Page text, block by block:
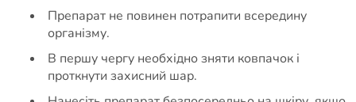
Препарат не повинен потрапити всередину
організму.
В першу чергу необхідно зняти ковпачок і
проткнути захисний шар.